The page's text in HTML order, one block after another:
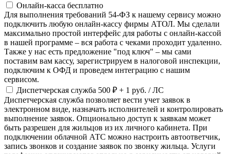
Онлайн-касса бесплатно
Для выполнения требований 54-ФЗ к нашему сервису можно
подключить любую онлайн-кассу фирмы АТОЛ. Мы сделали
максимально простой интерфейс для работы с онлайн-кассой
в нашей программе – вся работа с чеками проходит удаленно.
Также у нас есть предложение "под ключ" – мы сами
поставим вам кассу, зарегистрируем в налоговой инспекции,
подключим к ОФД и проведем интеграцию с нашим
сервисом.
Диспетчерская служба 500 ₽ + 1 руб. / ЛС
Диспетчерская служба позволяет вести учет заявок в
электронном виде, назначать исполнителей и контролировать
выполнение заявок. Опционально доступ к заявкам может
быть разрешен для жильцов из их личного кабинета. При
подключении облачной АТС можно настроить автоответчик,
запись звонков и создание заявок по звонку жильца. Услуги